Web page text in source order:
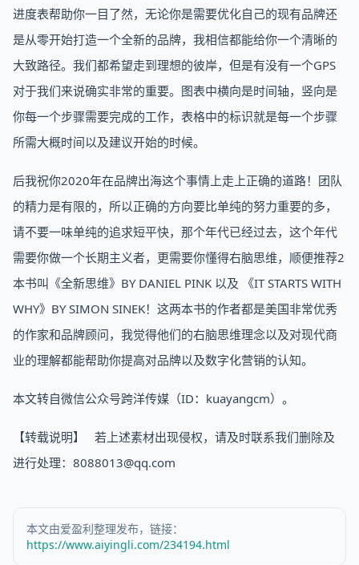
进度表帮助你一目了然，无论你是需要优化自己的现有品牌还
是从零开始打造一个全新的品牌，我相信都能给你一个清晰的
大致路径。我们都希望走到理想的彼岸，但是有没有一个GPS
对于我们来说确实非常的重要。图表中横向是时间轴，竖向是
你每一个步骤需要完成的工作，表格中的标识就是每一个步骤
所需大概时间以及建议开始的时候。
后我祝你2020年在品牌出海这个事情上走上正确的道路！团队
的精力是有限的，所以正确的方向要比单纯的努力重要的多，
请不要一味单纯的追求短平快，那个年代已经过去，这个年代
需要你做一个长期主义者，更需要你懂得右脑思维，顺便推荐2
本书叫《全新思维》BY DANIEL PINK 以及 《IT STARTS WITH
WHY》BY SIMON SINEK！这两本书的作者都是美国非常优秀
的作家和品牌顾问，我觉得他们的右脑思维理念以及对现代商
业的理解都能帮助你提高对品牌以及数字化营销的认知。
本文转自微信公众号跨洋传媒（ID：kuayangcm）。
【转载说明】 若上述素材出现侵权，请及时联系我们删除及
进行处理：8088013@qq.com
本文由爱盈利整理发布，链接：
https://www.aiyingli.com/234194.html